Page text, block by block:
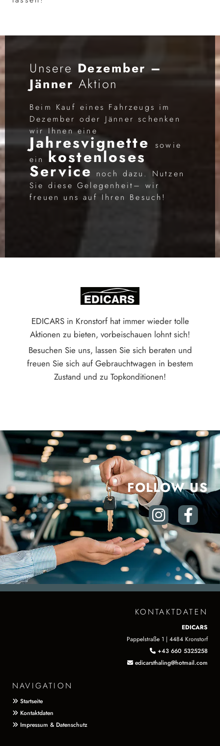
Unsere Dezember –
Jänner Aktion
Beim Kauf eines Fahrzeugs im
Dezember oder Jänner schenken
wir Ihnen eine
Jahresvignette
sowie
ein kostenloses
Service noch dazu. Nutzen
Sie diese Gelegenheit– wir
freuen uns auf Ihren Besuch!
EDICARS in Kronstorf hat immer wieder tolle
Aktionen zu bieten, vorbeischauen lohnt sich!
Besuchen Sie uns, lassen Sie sich beraten und
freuen Sie sich auf Gebrauchtwagen in bestem
Zustand und zu Topkonditionen!
FOLLOW US
KONTAKTDATEN
EDICARS
Pappelstraße 1 | 4484 Kronstorf
 +43 660 5325258
 edicarsthaling@hotmail.com
NAVIGATION
 Startseite
 Kontaktdaten
 Impressum & Datenschutz